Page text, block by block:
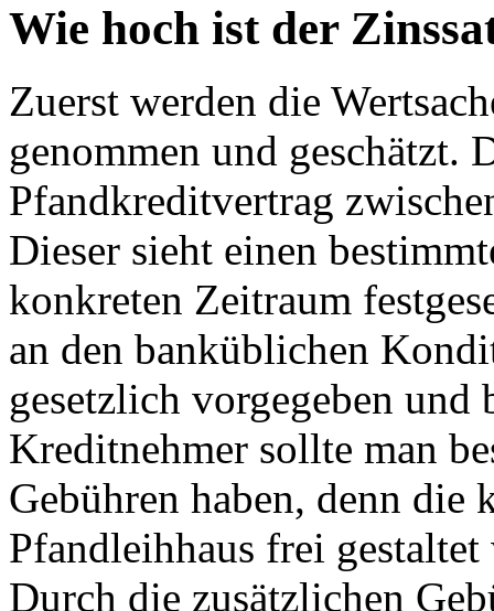
Wie hoch ist der
Zuerst werden die
genommen und geschätzt.
Pfandkreditvertrag
Dieser sieht einen
konkreten Zeitraum
an den banküblichen
gesetzlich vorgegeben
Kreditnehmer sollte man
Gebühren haben, denn
Pfandleihhaus frei
Durch die zusätzlichen